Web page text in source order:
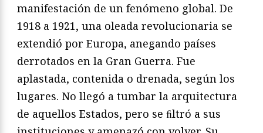
manifestación de un fenómeno global. De
1918 a 1921, una oleada revolucionaria se
extendió por Europa, anegando países
derrotados en la Gran Guerra. Fue
aplastada, contenida o drenada, según los
lugares. No llegó a tumbar la arquitectura
de aquellos Estados, pero se ﬁltró a sus